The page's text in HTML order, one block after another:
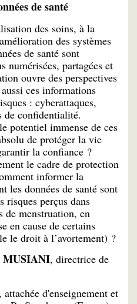
de santé
des soins, à la
des systèmes
de santé sont
numérisées, partagées et
ouvre des perspectives
ces informations
: cyberattaques,
de confidentialité.
potentiel immense de ces
de protéger la vie
la confiance ?
le cadre de protection
informer la
les données de santé sont
risques perçus dans
de menstruation, en
en cause de certains
le droit à l’avortement) ?
MUSIANI, directrice de
, attachée d'enseignement et